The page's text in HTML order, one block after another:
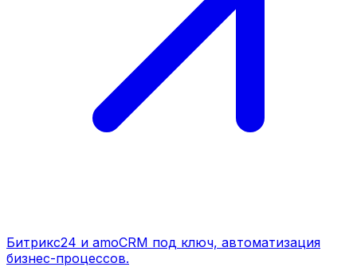
Битрикс24 и amoCRM под ключ, автоматизация
бизнес-процессов.